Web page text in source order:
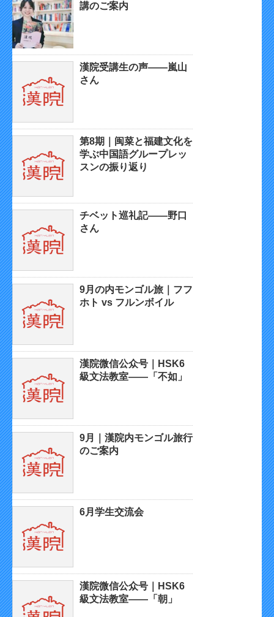
講のご案内
漢院受講生の声——嵐山
さん
第8期｜闽菜と福建文化を
学ぶ中国語グループレッ
スンの振り返り
チベット巡礼記——野口
さん
9月の内モンゴル旅｜フフ
ホト vs フルンボイル
漢院微信公众号｜HSK6
級文法教室——「不如」
9月｜漢院内モンゴル旅行
のご案内
6月学生交流会
漢院微信公众号｜HSK6
級文法教室——「朝」